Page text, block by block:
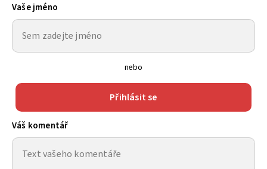
Vaše jméno
nebo
Přihlásit se
Váš komentář